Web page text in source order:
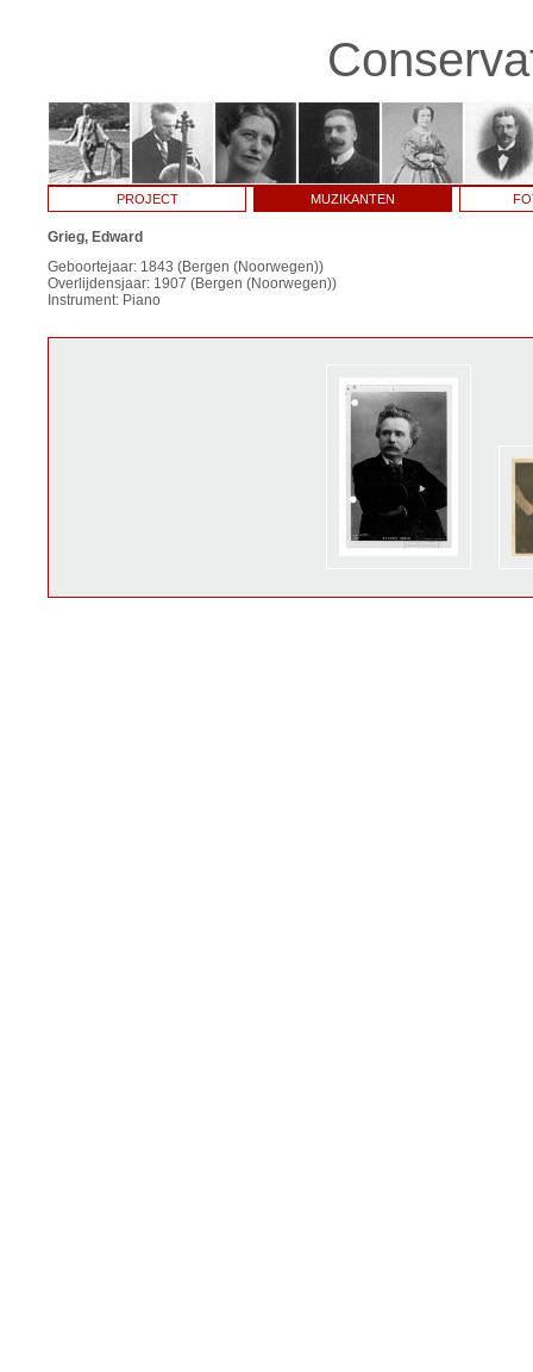
PROJECT MUZIKANTEN
Grieg, Edward
Geboortejaar: 1843 (Bergen (Noorwegen))
Overlijdensjaar: 1907 (Bergen (Noorwegen))
Instrument: Piano